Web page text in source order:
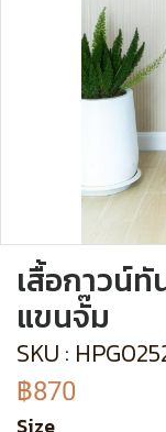
เสื้อกาวน์
แขนจั๊ม
SKU :
฿870
Size